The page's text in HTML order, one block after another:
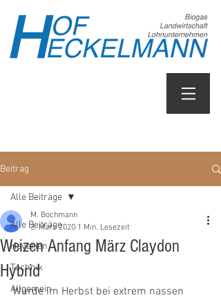
Beitrag
Alle Beiträge
Havarien
Technik
Allgemein
Alle Beiträge
Weizen Anfang März Claydon
Hybrid
M. Bochmann
3. März 2020 1 Min. Lesezeit
Wurde im Herbst bei extrem nassen